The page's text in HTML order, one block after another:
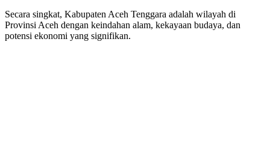
Secara singkat, Kabupaten Aceh Tenggara adalah wilayah di
Provinsi Aceh dengan keindahan alam, kekayaan budaya, dan
potensi ekonomi yang signifikan.